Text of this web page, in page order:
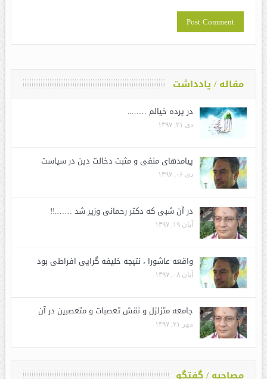
مقاله / یادداشت
در پرده خیالم ……..
دی ۲۱, ۱۳۹۷
پیامدهای منفی و مثبت دخالت دین در سیاست
دی ۰۶, ۱۳۹۷
در آن شبی که دکتر رحمانی وزیر شد …….!!
آبان ۱۹, ۱۳۹۷
واقعه عاشورا ، نتیجه خلیفه گرایی افراطی بود
آبان ۰۸, ۱۳۹۷
جامعه متزلزل و نقش تعصبات و متعصبین در آن
مهر ۲۱, ۱۳۹۷
مصاحبه / گفتگو